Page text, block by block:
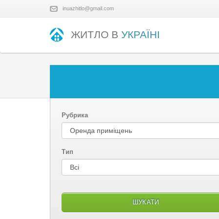
inuazhitlo@gmail.com
ЖИТЛО В УКРАЇНІ
Рубрика
Тип